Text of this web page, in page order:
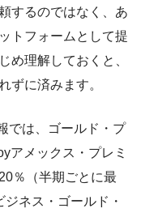
するのではなく、あ
トフォームとして提
め理解しておくと、
ずに済みます。
では、ゴールド・プ
アメックス・プレミ
％（半期ごとに最
ネス・ゴールド・